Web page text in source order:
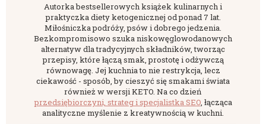
Autorka bestsellerowych książek kulinarnych i
praktyczka diety ketogenicznej od ponad 7 lat.
Miłośniczka podróży, psów i dobrego jedzenia.
Bezkompromisowo szuka niskowęglowodanowych
alternatyw dla tradycyjnych składników, tworząc
przepisy, które łączą smak, prostotę i odżywczą
równowagę. Jej kuchnia to nie restrykcja, lecz
ciekawość - sposób, by cieszyć się smakami świata
również w wersji KETO. Na co dzień
przedsiębiorczyni, strateg i specjalistka SEO, łącząca
analityczne myślenie z kreatywnością w kuchni.